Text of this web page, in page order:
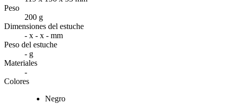
Peso
200 g
Dimensiones del estuche
- x - x - mm
Peso del estuche
- g
Materiales
-
Colores
Negro